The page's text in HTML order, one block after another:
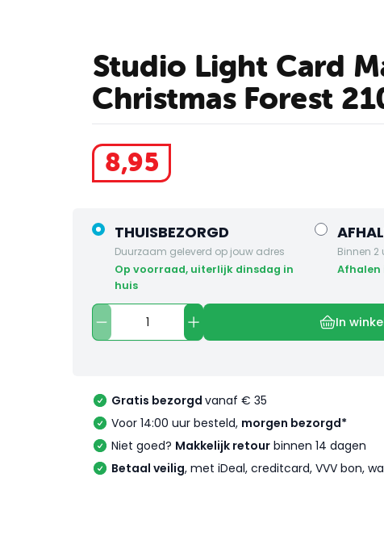
Studio Light Card
Christmas Forest
8,95
THUISBEZORGD
Duurzaam geleverd op jouw adres
op voorraad, uiterlijk dinsdag in
huis
Binnen
Afhalen
In
Gratis bezorgd vanaf € 35
Voor 14:00 uur besteld, morgen bezorgd*
Niet goed? Makkelijk retour binnen 14 dagen
Betaal veilig, met iDeal, creditcard, VVV bon,